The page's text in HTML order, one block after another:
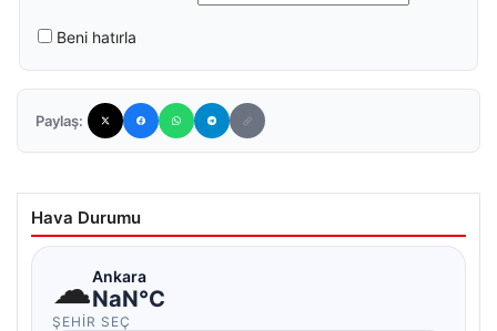
Beni hatırla
Paylaş:
Hava Durumu
☁Ankara
NaN°C
ŞEHIR SEÇ